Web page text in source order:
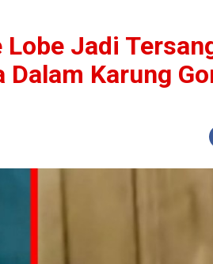
Jadi
Karung